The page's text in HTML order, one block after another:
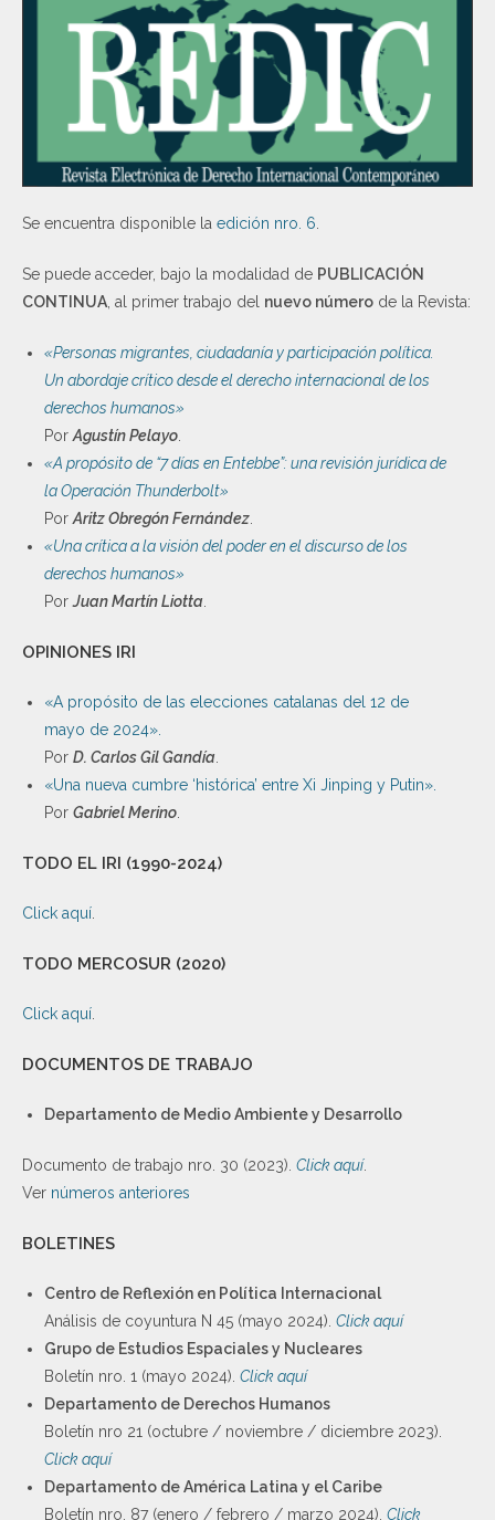
Se encuentra disponible la edición nro. 6.
Se puede acceder, bajo la modalidad de PUBLICACIÓN
CONTINUA, al primer trabajo del nuevo número de la Revista:
«Personas migrantes, ciudadanía y participación política.
Un abordaje crítico desde el derecho internacional de los
derechos humanos»
PorAgustín Pelayo.
«A propósito de “7 días en Entebbe”: una revisión jurídica de
la Operación Thunderbolt»
PorAritz Obregón Fernández.
«Una crítica a la visión del poder en el discurso de los
derechos humanos»
PorJuan Martín Liotta.
OPINIONES IRI
«A propósito de las elecciones catalanas del 12 de
mayo de 2024».
Por D. Carlos Gil Gandía.
«Una nueva cumbre ‘histórica’ entre Xi Jinping y Putin».
Por Gabriel Merino.
TODO EL IRI (1990-2024)
Click aquí.
TODO MERCOSUR (2020)
Click aquí.
DOCUMENTOS DE TRABAJO
Departamento de Medio Ambiente y Desarrollo
Documento de trabajo nro. 30 (2023). Click aquí.
Ver números anteriores
BOLETINES
Centro de Reflexión en Política Internacional
Análisis de coyuntura N 45 (mayo 2024). Click aquí
Grupo de Estudios Espaciales y Nucleares
Boletín nro. 1 (mayo 2024). Click aquí
Departamento de Derechos Humanos
Boletín nro 21 (octubre / noviembre / diciembre 2023).
Click aquí
Departamento de América Latina y el Caribe
Boletín nro. 87 (enero / febrero / marzo 2024). Click